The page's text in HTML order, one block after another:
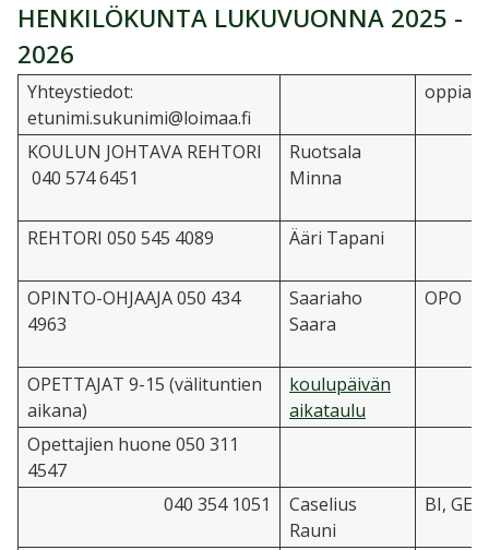
HENKILÖKUNTA LUKUVUONNA 2025 -
2026
Yhteystiedot:
etunimi.sukunimi@loimaa.fi
KOULUN JOHTAVA REHTORI
040 574 6451
Ruotsala
Minna
REHTORI 050 545 4089 Ääri Tapani
OPINTO-OHJAAJA 050 434
4963
Saariaho
Saara
OPO
OPETTAJAT 9-15 (välituntien
aikana)
koulupäivän
aikataulu
Opettajien huone 050 311
4547
040 354 1051
Caselius
Rauni
BI, GE